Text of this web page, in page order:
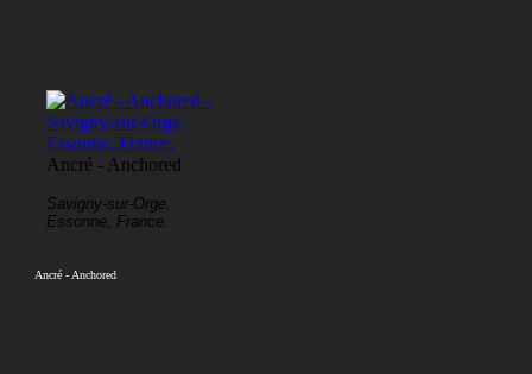
Ancré - Anchored
Savigny-sur-Orge,
Essonne, France.
Ancré - Anchored